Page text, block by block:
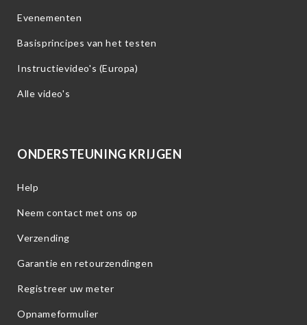
Evenementen
Basisprincipes van het testen
Instructievideo's (Europa)
Alle video's
ONDERSTEUNING KRIJGEN
Help
Neem contact met ons op
Verzending
Garantie en retourzendingen
Registreer uw meter
Opnameformulier